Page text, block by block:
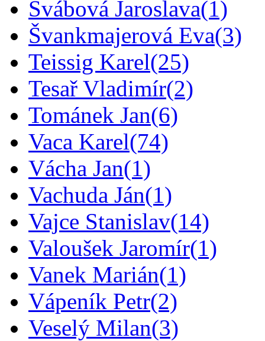
Švábová Jaroslava(1)
Švankmajerová Eva(3)
Teissig Karel(25)
Tesař Vladimír(2)
Tománek Jan(6)
Vaca Karel(74)
Vácha Jan(1)
Vachuda Ján(1)
Vajce Stanislav(14)
Valoušek Jaromír(1)
Vanek Marián(1)
Vápeník Petr(2)
Veselý Milan(3)